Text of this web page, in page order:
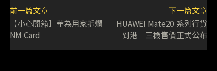
前一篇文章
【小心開箱】華為用家拆爛
NM Card
下一篇文章
HUAWEI Mate20 系列行貨
到港 三機售價正式公布